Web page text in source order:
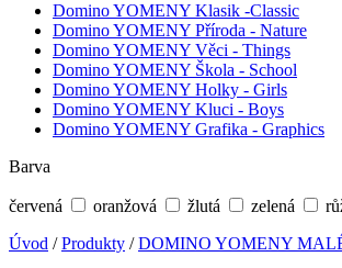
Domino YOMENY Klasik -Classic
Domino YOMENY Příroda - Nature
Domino YOMENY Věci - Things
Domino YOMENY Škola - School
Domino YOMENY Holky - Girls
Domino YOMENY Kluci - Boys
Domino YOMENY Grafika - Graphics
Barva
červená oranžová žlutá zelená
Úvod /Produkty /DOMINO YOMENY